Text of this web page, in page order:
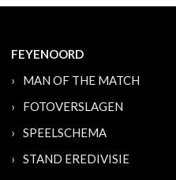
FEYENOORD
MAN OF THE MATCH
FOTOVERSLAGEN
SPEELSCHEMA
STAND EREDIVISIE